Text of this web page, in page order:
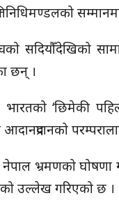
सदियौँदेखिको
छन् ।
भारतको ‘छिमेकी
नेपाल भ्रमणको
उल्लेख गरिएको छ ।